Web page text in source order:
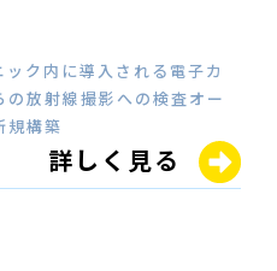
ク内に導入される電子カ
放射線撮影への検査オー
規構築
詳しく見る